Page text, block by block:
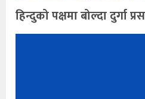
हिन्दुको पक्षमा बोल्दा दुर्गा